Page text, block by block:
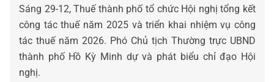
Sáng 29-12, Thuế thành phố tổ chức Hội nghị tổng kết
công tác thuế năm 2025 và triển khai nhiệm vụ công
tác thuế năm 2026. Phó Chủ tịch Thường trực UBND
thành phố Hồ Kỳ Minh dự và phát biểu chỉ đạo Hội
nghị.